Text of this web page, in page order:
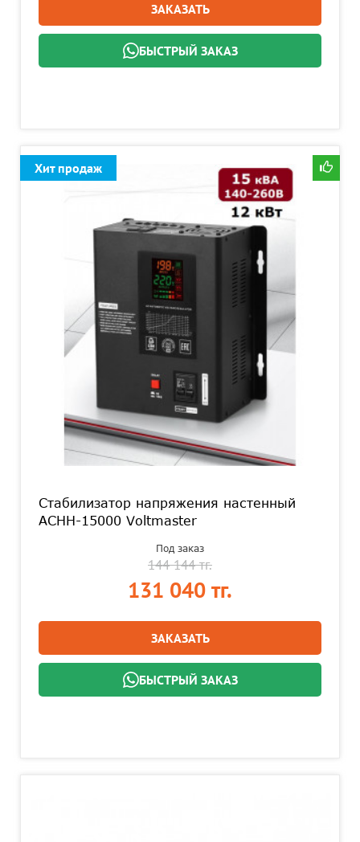
ЗАКАЗАТЬ
БЫСТРЫЙ ЗАКАЗ
Стабилизатор напряжения настенный
АСНН-15000 Voltmaster
Хит продаж
Под заказ
144 144 тг.
131 040 тг.
ЗАКАЗАТЬ
БЫСТРЫЙ ЗАКАЗ